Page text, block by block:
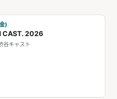
)
CAST. 2026
谷キャスト